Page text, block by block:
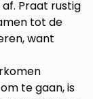
Praat rustig
tot de
want
te gaan, is